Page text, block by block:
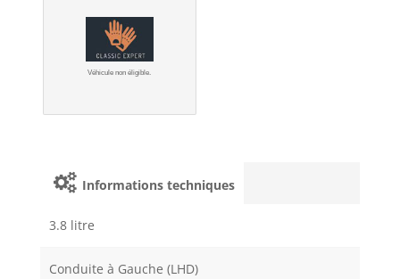
Véhicule non éligible.
Informations techniques
3.8 litre
Conduite à Gauche (LHD)